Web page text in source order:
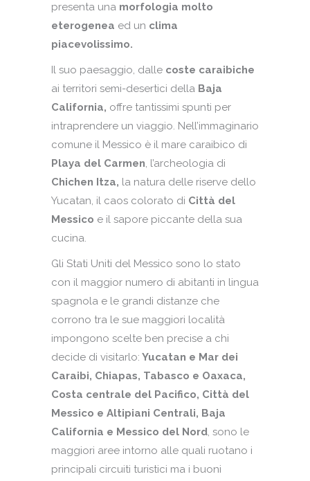
presenta una morfologia molto
eterogenea ed un clima
piacevolissimo.
Il suo paesaggio, dalle coste caraibiche
ai territori semi-desertici della Baja
California, offre tantissimi spunti per
intraprendere un viaggio. Nell’immaginario
comune il Messico è il mare caraibico di
Playa del Carmen, l’archeologia di
Chichen Itza, la natura delle riserve dello
Yucatan, il caos colorato di Città del
Messico e il sapore piccante della sua
cucina.
Gli Stati Uniti del Messico sono lo stato
con il maggior numero di abitanti in lingua
spagnola e le grandi distanze che
corrono tra le sue maggiori località
impongono scelte ben precise a chi
decide di visitarlo: Yucatan e Mar dei
Caraibi, Chiapas, Tabasco e Oaxaca,
Costa centrale del Pacifico, Città del
Messico e Altipiani Centrali, Baja
California e Messico del Nord, sono le
maggiori aree intorno alle quali ruotano i
principali circuiti turistici ma i buoni